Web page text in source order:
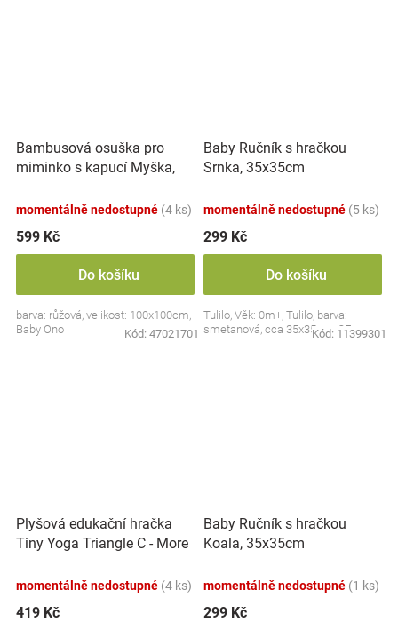
Bambusová osuška pro
miminko s kapucí Myška,
momentálně nedostupné (4 ks)
599 Kč
Do košíku
barva: růžová, velikost: 100x100cm,
Baby Ono
Kód: 47021701
Baby Ručník s hračkou
Srnka, 35x35cm
momentálně nedostupné (5 ks)
299 Kč
Do košíku
Tulilo, Věk: 0m+, Tulilo, barva:
smetanová, cca 35x35cm, CE
Kód: 11399301
Plyšová edukační hračka
Tiny Yoga Triangle C - More
BabyOno
momentálně nedostupné (4 ks)
419 Kč
Baby Ručník s hračkou
Koala, 35x35cm
momentálně nedostupné (1 ks)
299 Kč